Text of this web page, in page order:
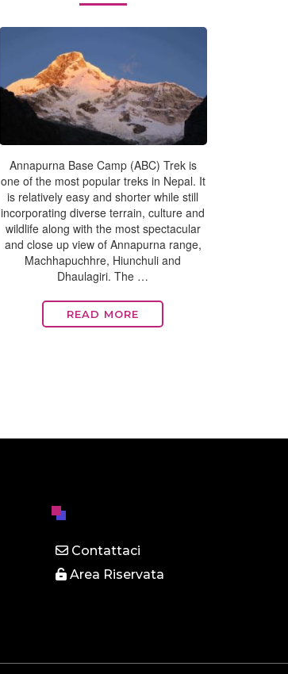
Annapurna Base Camp (ABC) Trek is
one of the most popular treks in Nepal. It
is relatively easy and shorter while still
incorporating diverse terrain, culture and
wildlife along with the most spectacular
and close up view of Annapurna range,
Machhapuchhre, Hiunchuli and
Dhaulagiri. The …
READ MORE
Contattaci
Area Riservata